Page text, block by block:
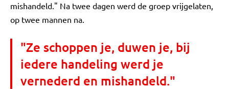
mishandeld." Na twee dagen werd de groep vrijgelaten,
op twee mannen na.
"Ze schoppen je, duwen je, bij
iedere handeling werd je
vernederd en mishandeld."